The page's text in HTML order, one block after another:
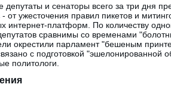
депутаты и сенаторы всего за три дня
- от ужесточения правил пикетов и
интернет-платформ. По количеству
сравнимы со временами
окрестили парламент "бешеным
с подготовкой
политологи.